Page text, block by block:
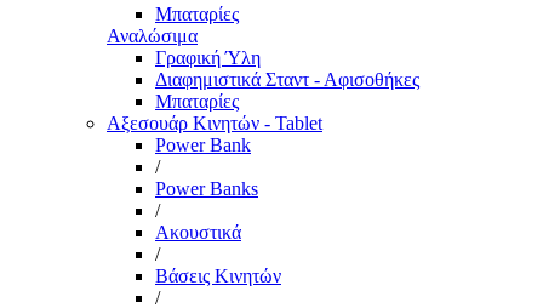
Μπαταρίες
Αναλώσιμα
Γραφική Ύλη
Διαφημιστικά Σταντ - Αφισοθήκες
Μπαταρίες
Αξεσουάρ Κινητών - Tablet
Power Bank
/
Power Banks
/
Ακουστικά
/
Βάσεις Κινητών
/